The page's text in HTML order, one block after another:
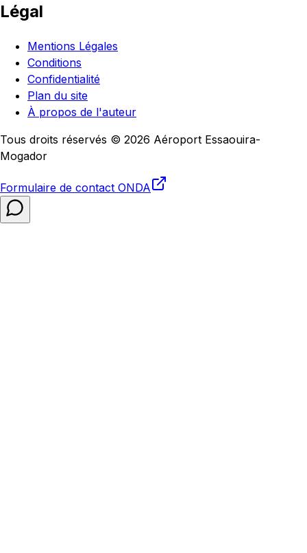
Légal
Mentions Légales
Conditions
Confidentialité
Plan du site
À propos de l'auteur
Tous droits réservés © 2026 Aéroport Essaouira-
Mogador
Formulaire de contact ONDA